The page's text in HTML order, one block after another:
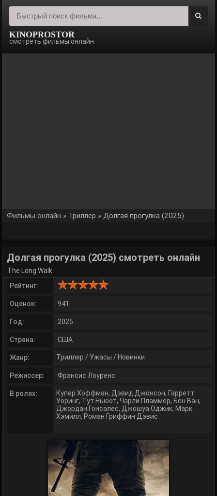
KINOPROSTOR
смотреть фильмы онлайн
Фильмы онлайн » Триллер » Долгая прогулка (2025)
Долгая прогулка (2025) смотреть онлайн
The Long Walk
Рейтинг:
Оценок: 941
Год: 2025
Страна: США
Жанр: Триллер / Ужасы / Новинки
Режиссер: Фрэнсис Лоуренс
В ролях: Купер Хоффман, Дэвид Джонсон, Гарретт
Уоринг, Тут Ньюот,Чарли Пламмер, Бен Ван,
Джордан Гонсалес, Джошуа Оджик, Марк
Хэмилл, Роман Гриффин Дэвис